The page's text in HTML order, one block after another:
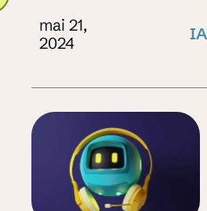
mai 21,
2024
IA